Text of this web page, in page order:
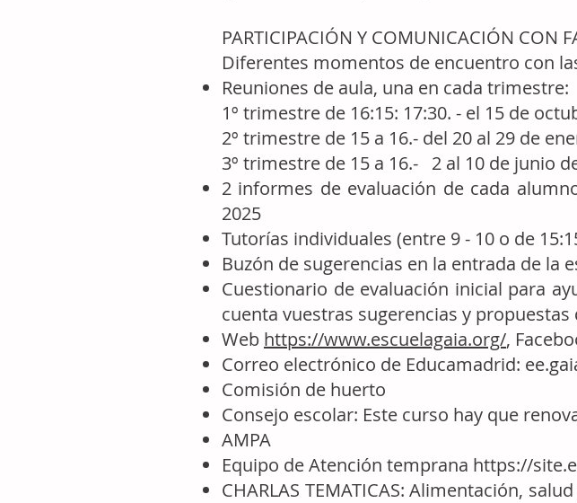
PARTICIPACIÓN Y COMUNICACIÓN CON
Diferentes momentos de encuentro con
Reuniones de aula, una en cada trimestre:
1º trimestre de 16:15: 17:30. - el 15 de
2º trimestre de 15 a 16.- del 20 al 29 de
3º trimestre de 15 a 16.- 2 al 10 de junio
2 informes de evaluación de cada
2025
Tutorías individuales (entre 9 - 10 o de
Buzón de sugerencias en la entrada de la
Cuestionario de evaluación inicial para
cuenta vuestras sugerencias y propuestas
Web https://www.escuelagaia.org/,
Correo electrónico de Educamadrid:
Comisión de huerto
Consejo escolar: Este curso hay que
AMPA
Equipo de Atención temprana https://
CHARLAS TEMATICAS: Alimentación,